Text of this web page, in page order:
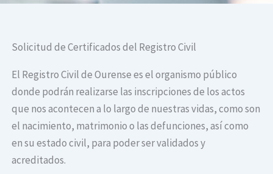
Solicitud de Certificados del Registro Civil
El Registro Civil de Ourense es el organismo público
donde podrán realizarse las inscripciones de los actos
que nos acontecen a lo largo de nuestras vidas, como son
el nacimiento, matrimonio o las defunciones, así como
en su estado civil, para poder ser validados y
acreditados.